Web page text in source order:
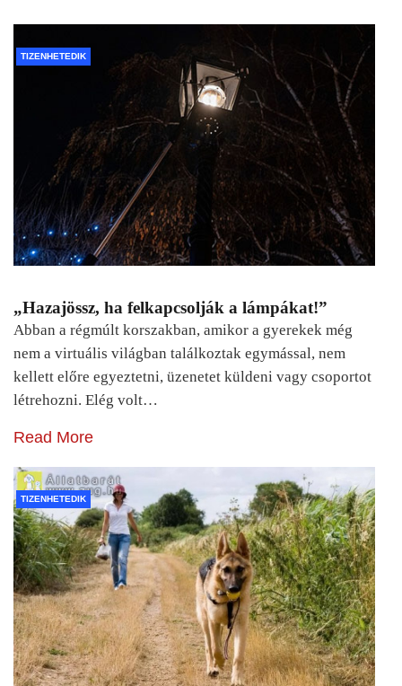
TIZENHETEDIK
„Hazajössz, ha felkapcsolják a lámpákat!”
Abban a régmúlt korszakban, amikor a gyerekek még
nem a virtuális világban találkoztak egymással, nem
kellett előre egyeztetni, üzenetet küldeni vagy csoportot
létrehozni. Elég volt…
Read More
TIZENHETEDIK